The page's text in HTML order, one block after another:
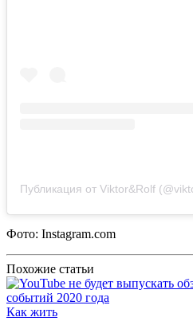
Публикация от Viktor&Rolf
Фото: Instagram.com
Похожие статьи
Как жить